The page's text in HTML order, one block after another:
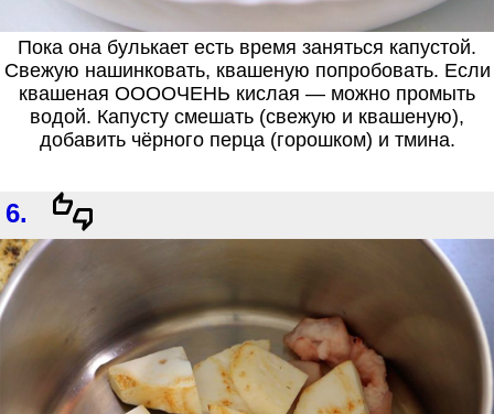
Пока она булькает есть время заняться капустой.
Свежую нашинковать, квашеную попробовать. Если
квашеная ООООЧЕНЬ кислая — можно промыть
водой. Капусту смешать (свежую и квашеную),
добавить чёрного перца (горошком) и тмина.
6.